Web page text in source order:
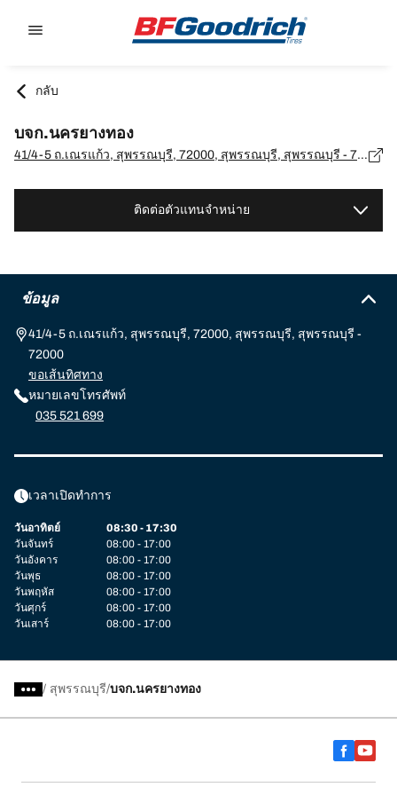
กลับ
บจก.นครยางทอง
41/4-5 ถ.เณรแก้ว, สุพรรณบุรี, 72000, สุพรรณบุรี, สุพรรณบุรี - 72000
ติดต่อตัวแทนจำหน่าย
ข้อมูล
41/4-5 ถ.เณรแก้ว, สุพรรณบุรี, 72000, สุพรรณบุรี, สุพรรณบุรี -
72000
ขอเส้นทิศทาง
หมายเลขโทรศัพท์
035 521 699
เวลาเปิดทำการ
วันอาทิตย์
08:30 - 17:30
วันจันทร์
08:00 - 17:00
วันอังคาร
08:00 - 17:00
วันพุธ
08:00 - 17:00
วันพฤหัส
08:00 - 17:00
วันศุกร์
08:00 - 17:00
วันเสาร์
08:00 - 17:00
/ สุพรรณบุรี บจก.นครยางทอง